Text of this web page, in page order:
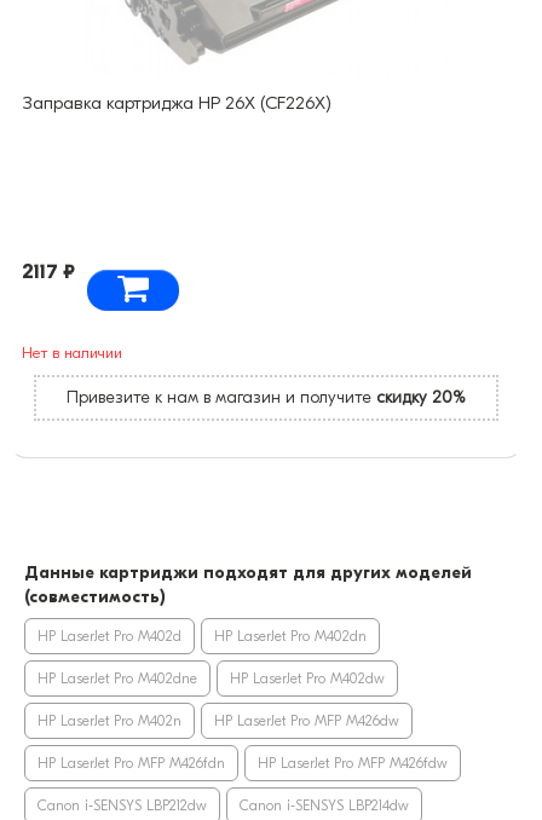
Заправка картриджа HP 26X (CF226X)
2117 ₽
Нет в наличии
Привезите к нам в магазин и получите скидку 20%
Данные картриджи подходят для других моделей
(совместимость)
HP LaserJet Pro M402d HP LaserJet Pro M402dn
HP LaserJet Pro M402dne HP LaserJet Pro M402dw
HP LaserJet Pro M402n HP LaserJet Pro MFP M426dw
HP LaserJet Pro MFP M426fdn HP LaserJet Pro MFP M426fdw
Canon i-SENSYS LBP212dw Canon i-SENSYS LBP214dw